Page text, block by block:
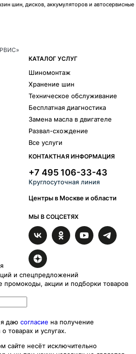
шин, дисков, аккумуляторов и автосервисные
КАТАЛОГ УСЛУГ
Шиномонтаж
Хранение шин
Техническое обслуживание
Бесплатная диагностика
Замена масла в двигателе
Развал-схождение
Все услуги
КОНТАКТНАЯ ИНФОРМАЦИЯ
+7 495 106-33-43
Круглосуточная линия
Центры в Москве и области
МЫ В СОЦСЕТЯХ
и спецпредложений
промокоды, акции и подборки товаров
даю согласие на получение
товарах и услугах.
сайте несёт исключительно